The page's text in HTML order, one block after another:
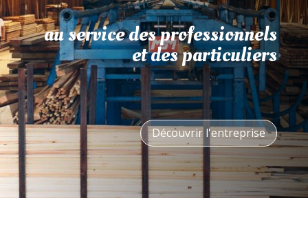
au service des professionnels
et des particuliers
Découvrir l'entreprise